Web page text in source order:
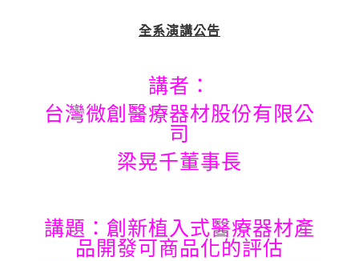
全系演講公告
講者：
台灣微創醫療器材股份有限公
司
梁晃千董事長
講題：創新植入式醫療器材產
品開發可商品化的評估